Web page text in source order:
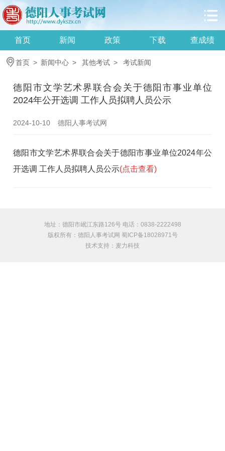
首页 新闻 政策 下载 查成绩
首页 > 新闻中心 > 其他考试 > 考试新闻
德阳市文学艺术界联合会关于德阳市事业单位
2024年公开选调 工作人员拟聘人员公示
2024-10-10 德阳人事考试网
德阳市文学艺术界联合会关于德阳市事业单位2024年公
开选调 工作人员拟聘人员公示(点击查看)
地址：德阳市岷江东路126号 电话：0838-2222498
版权所有：德阳人事考试网 蜀ICP备18028971号
技术支持： 麦力科技